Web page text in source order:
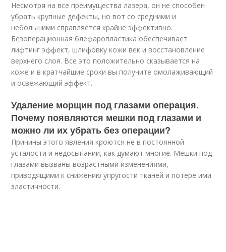
Несмотря на все преимущества лазера, он не способен
убрать крупные дефекты, но вот со средними и
небольшими справляется крайне эффективно.
Безоперационная блефаропластика обеспечивает
лифтинг эффект, шлифовку кожи век и восстановление
верхнего слоя. Все это положительно сказывается на
коже и в кратчайшие сроки вы получите омолаживающий
и освежающий эффект.
Удаление морщин под глазами операция.
Почему появляются мешки под глазами и
можно ли их убрать без операции?
Причины этого явления кроются не в постоянной
усталости и недосыпании, как думают многие. Мешки под
глазами вызваны возрастными изменениями,
приводящими к снижению упругости тканей и потере ими
эластичности.